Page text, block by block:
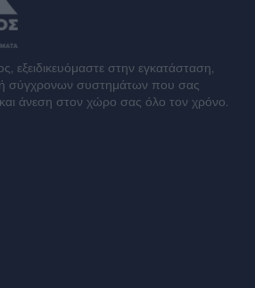
εξειδικευόμαστε στην εγκατάσταση,
σύγχρονων συστημάτων που σας
άνεση στον χώρο σας όλο τον χρόνο.